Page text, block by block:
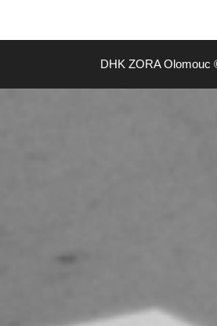
DHK ZORA Olomouc